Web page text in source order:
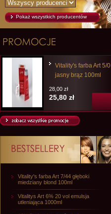
Pokaż wszystkich producentów
Vitality's farba Art 5/0
jasny brąz 100ml
28,00 zł
25,80 zł
Vitality's farba Art 7/44 głęboki
miedziany blond 100ml
Vitalitys Art 6% 20 vol emulsja
utleniająca 1000ml